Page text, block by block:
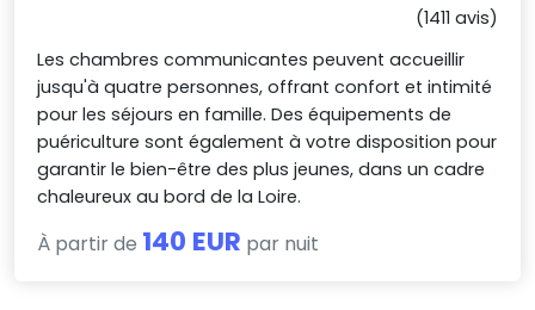
(1411 avis)
Les chambres communicantes peuvent accueillir
jusqu'à quatre personnes, offrant confort et intimité
pour les séjours en famille. Des équipements de
puériculture sont également à votre disposition pour
garantir le bien-être des plus jeunes, dans un cadre
chaleureux au bord de la Loire.
À partir de 140 EUR par nuit